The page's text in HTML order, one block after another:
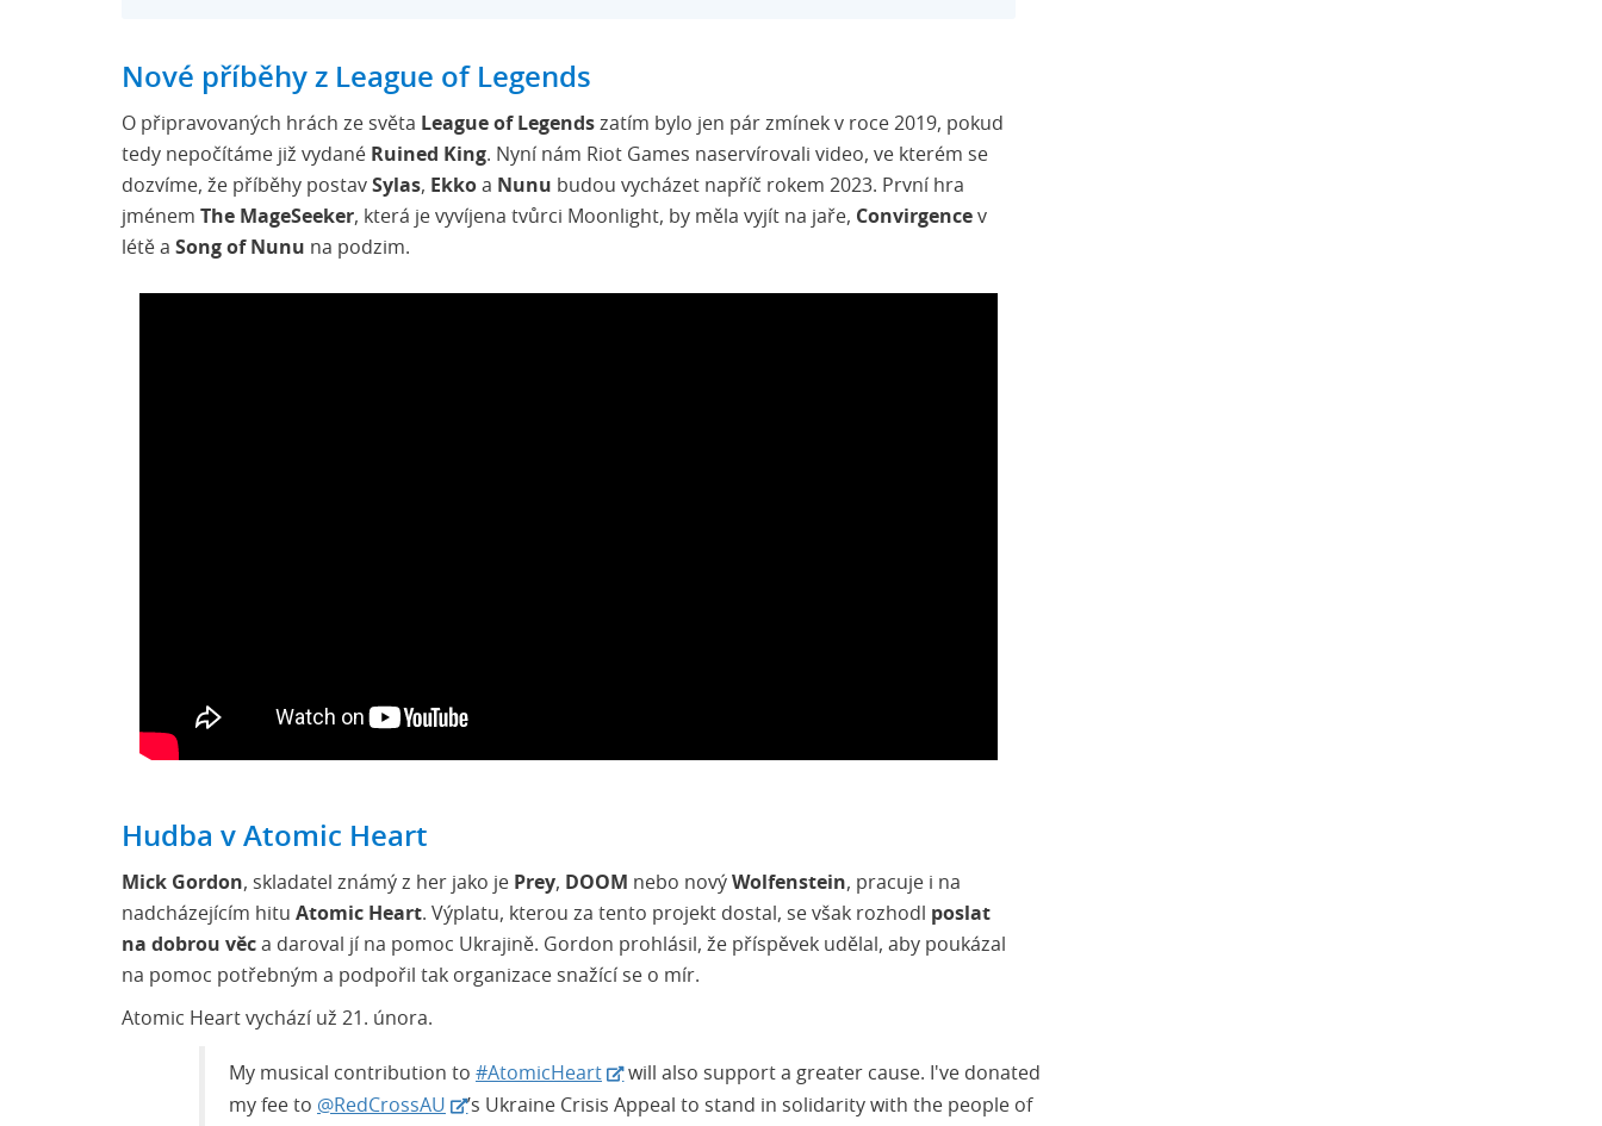
Nové příběhy z League of Legends
O připravovaných hrách ze světa League of Legends zatím bylo jen pár zmínek v roce 2019, pokud
tedy nepočítáme již vydané Ruined King. Nyní nám Riot Games naservírovali video, ve kterém se
dozvíme, že příběhy postav Sylas, Ekko a Nunu budou vycházet napříč rokem 2023. První hra
jménem The MageSeeker, která je vyvíjena tvůrci Moonlight, by měla vyjít na jaře, Convirgence v
létě a Song of Nunu na podzim.
Hudba v Atomic Heart
Mick Gordon, skladatel známý z her jako je Prey, DOOM nebo nový Wolfenstein, pracuje i na
nadcházejícím hitu Atomic Heart. Výplatu, kterou za tento projekt dostal, se však rozhodl poslat
na dobrou věc a daroval jí na pomoc Ukrajině. Gordon prohlásil, že příspěvek udělal, aby poukázal
na pomoc potřebným a podpořil tak organizace snažící se o mír.
Atomic Heart vychází už 21. února.
My musical contribution to #AtomicHeart
will also support a greater cause. I've donated
my fee to @RedCrossAU
’s Ukraine Crisis Appeal to stand in solidarity with the people of